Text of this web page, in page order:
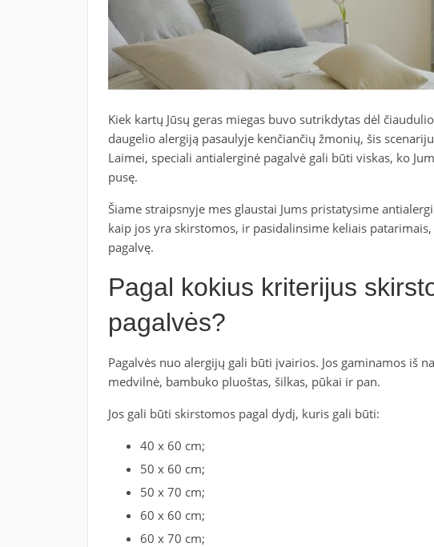
Kiek kartų Jūsų geras miegas buvo sutrikdytas dėl
daugelio alergiją pasaulyje kenčiančių žmonių, šis
Laimei, speciali antialerginė pagalvė gali būti viskas, ko
pusę.
Šiame straipsnyje mes glaustai Jums pristatysime
kaip jos yra skirstomos, ir pasidalinsime keliais
pagalvę.
Pagal kokius kriterijus
pagalvės?
Pagalvės nuo alergijų gali būti įvairios. Jos gaminamos iš
medvilnė, bambuko pluoštas, šilkas, pūkai ir pan.
Jos gali būti skirstomos pagal dydį, kuris gali būti:
40 x 60 cm;
50 x 60 cm;
50 x 70 cm;
60 x 60 cm;
60 x 70 cm;